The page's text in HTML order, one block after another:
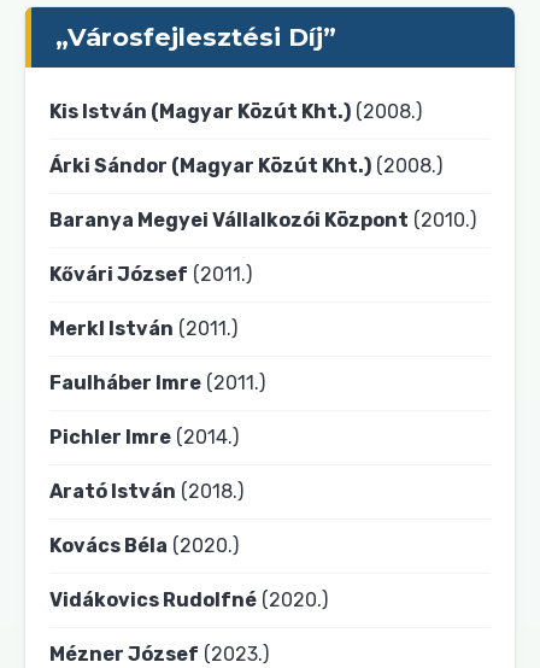
„Városfejlesztési Díj”
Kis István (Magyar Közút Kht.) (2008.)
Árki Sándor (Magyar Közút Kht.) (2008.)
Baranya Megyei Vállalkozói Központ (2010.)
Kővári József (2011.)
Merkl István (2011.)
Faulháber Imre (2011.)
Pichler Imre (2014.)
Arató István (2018.)
Kovács Béla (2020.)
Vidákovics Rudolfné (2020.)
Mézner József (2023.)